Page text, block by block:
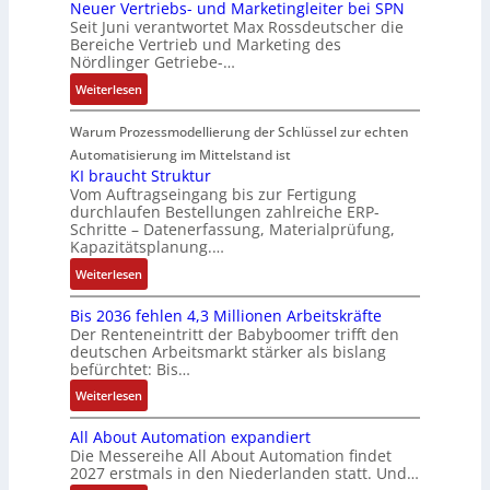
r
e
n
r
s
i
c
h
e
r
e
E
n
t
w
i
c
k
l
u
n
g
n
a
g
e
n
b
a
u
:
P
o
s
i
t
i
v
e
M
o
m
e
n
t
a
u
e
u
e
r
u
n
g
A
G
V
u
n
d
b
o
t
i
k
e
g
r
a
o
n
i
n
F
a
n
u
c
C
N
C
-
S
y
s
e
m
t
e
c
h
n
i
k
-
G
e
s
c
h
ä
f
t
s
h
r
a
s
s
a
u
l
t
S
y
s
t
è
m
e
s
:
Q
2
-
E
r
g
e
b
Neuer Vertriebs- und Marketingleiter bei SPN
Seit Juni verantwortet Max Rossdeutscher die
Bereiche Vertrieb und Marketing des
Nördlinger Getriebe-…
Weiterlesen:
N
e
u
e
r
V
e
r
t
r
i
e
b
s
-
u
n
d
M
Warum Prozessmodellierung der Schlüssel zur echten
Automatisierung im Mittelstand ist
KI braucht Struktur
Vom Auftragseingang bis zur Fertigung
durchlaufen Bestellungen zahlreiche ERP-
Schritte – Datenerfassung, Materialprüfung,
Kapazitätsplanung.…
Weiterlesen:
K
I
b
r
a
u
c
h
t
S
Bis 2036 fehlen 4,3 Millionen Arbeitskräfte
Der Renteneintritt der Babyboomer trifft den
deutschen Arbeitsmarkt stärker als bislang
befürchtet: Bis…
Weiterlesen:
B
i
s
2
All About Automation expandiert
Die Messereihe All About Automation findet
2027 erstmals in den Niederlanden statt. Und…